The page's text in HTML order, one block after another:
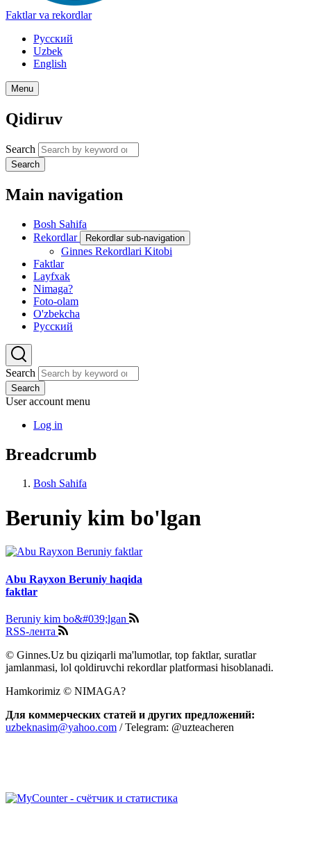
Faktlar va rekordlar
Русский
Uzbek
English
Menu
Qidiruv
Search
Search
Main navigation
Bosh Sahifa
Rekordlar
Rekordlar sub-navigation
Ginnes Rekordlari Kitobi
Faktlar
Layfxak
Nimaga?
Foto-olam
O'zbekcha
Русский
Search
Search
User account menu
Log in
Breadcrumb
Bosh Sahifa
Beruniy kim bo'lgan
Abu Rayxon Beruniy haqida
faktlar
Beruniy kim bo&#039;lgan
RSS-лента
© Ginnes.Uz bu qiziqarli ma'lumotlar, top faktlar, suratlar
jamlanmasi, lol qoldiruvchi rekordlar platformasi hisoblanadi.
Hamkorimiz © NIMAGA?
Для коммерческих статей и других предложений:
uzbeknasim@yahoo.com / Telegram: @uzteacheren